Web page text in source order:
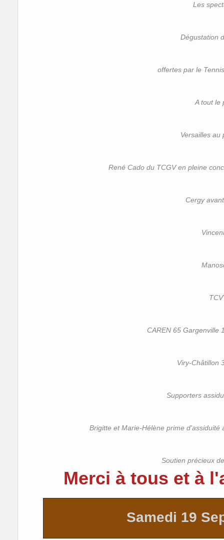
Les
Dégustation
offertes par le
A tout le
Versailles au
René Cado du TCGV en pleine
Cergy
CAREN 65 Gargenville
Viry-Châtillon
Supporters
Brigitte et Marie-Hélène prime
Soutien précieux
Merci à tous et à
Samedi 19